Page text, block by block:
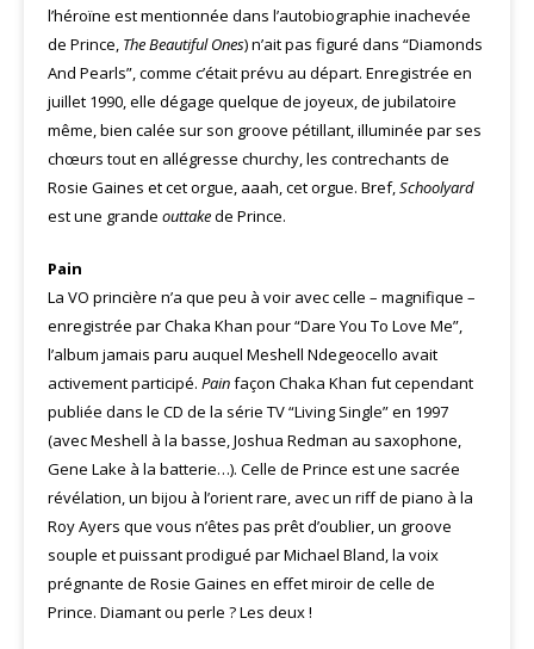
l’héroïne est mentionnée dans l’autobiographie inachevée
de Prince, The Beautiful Ones) n’ait pas figuré dans “Diamonds
And Pearls”, comme c’était prévu au départ. Enregistrée en
juillet 1990, elle dégage quelque de joyeux, de jubilatoire
même, bien calée sur son groove pétillant, illuminée par ses
chœurs tout en allégresse churchy, les contrechants de
Rosie Gaines et cet orgue, aaah, cet orgue. Bref,Schoolyard
est une grande outtakede Prince.
Pain
La VO princière n’a que peu à voir avec celle – magnifique –
enregistrée par Chaka Khan pour “Dare You To Love Me”,
l’album jamais paru auquel Meshell Ndegeocello avait
activement participé. Painfaçon Chaka Khan fut cependant
publiée dans le CD de la série TV “Living Single” en 1997
(avec Meshell à la basse, Joshua Redman au saxophone,
Gene Lake à la batterie…). Celle de Prince est une sacrée
révélation, un bijou à l’orient rare, avec un riff de piano à la
Roy Ayers que vous n’êtes pas prêt d’oublier, un groove
souple et puissant prodigué par Michael Bland, la voix
prégnante de Rosie Gaines en effet miroir de celle de
Prince. Diamant ou perle ? Les deux !